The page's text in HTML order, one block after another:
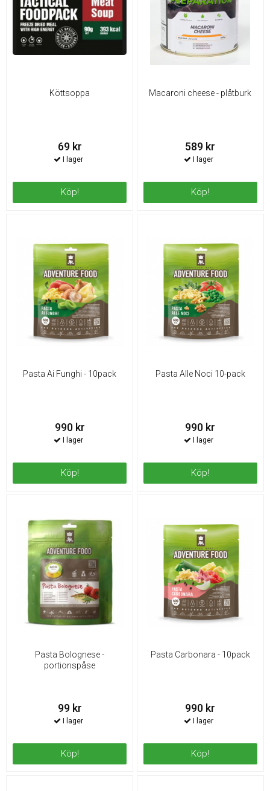
Köttsoppa
69 kr
Köp!
Macaroni cheese - plåtburk
589 kr
Köp!
Pasta Ai Funghi - 10pack
990 kr
Köp!
Pasta Alle Noci 10-pack
990 kr
Köp!
Pasta Bolognese -
portionspåse
99 kr
Köp!
Pasta Carbonara - 10pack
990 kr
Köp!